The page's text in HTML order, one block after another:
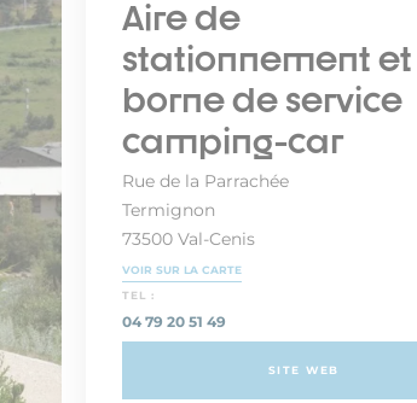
Aire de
stationnement et
borne de service
camping-car
Rue de la Parrachée
Termignon
73500 Val-Cenis
VOIR SUR LA CARTE
TEL :
04 79 20 51 49
SITE WEB